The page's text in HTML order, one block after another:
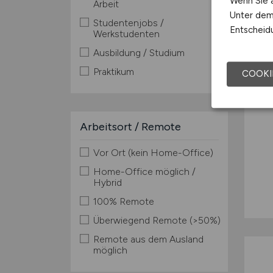
Arbeit
Studentenjobs /
Werkstudenten
Ausbildung / Studium
Praktikum
Arbeitsort / Remote
Vor Ort (kein Home-Office)
Home-Office möglich /
Hybrid
100% Remote
Überwiegend Remote (>50%)
Remote aus dem Ausland
möglich
Unter